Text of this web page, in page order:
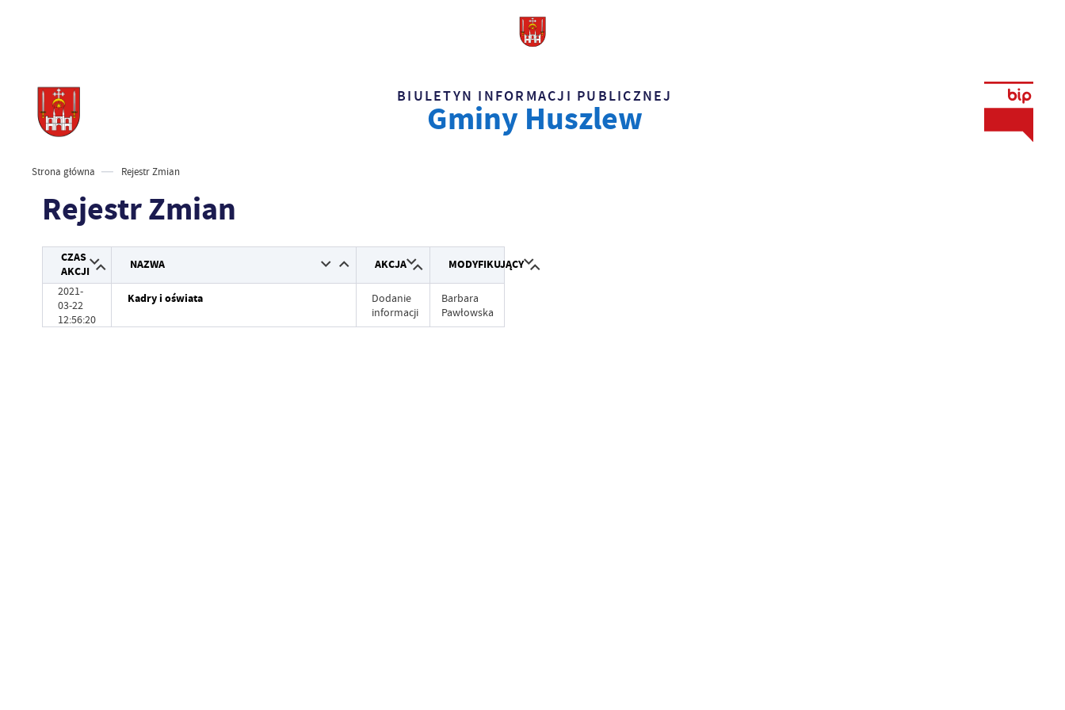
BIULETYN INFORMACJI PUBLICZNEJ
Gminy Huszlew
Strona główna Rejestr Zmian
Rejestr Zmian
CZAS
AKCJI
NAZWA AKCJA MODYFIKUJĄCY
2021-
03-22
12:56:20
Kadry i oświata
Dodanie
informacji
Barbara
Pawłowska